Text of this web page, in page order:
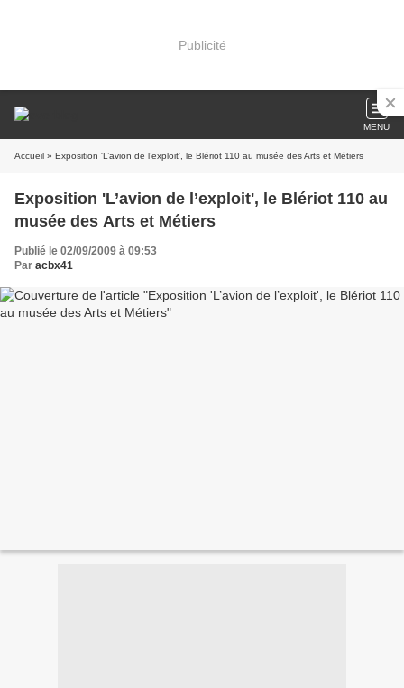
Publicité
MENU
Accueil » Exposition 'L’avion de l’exploit', le Blériot 110 au musée des Arts et Métiers
Exposition 'L’avion de l’exploit', le Blériot 110 au
musée des Arts et Métiers
Publié le 02/09/2009 à 09:53
Par acbx41